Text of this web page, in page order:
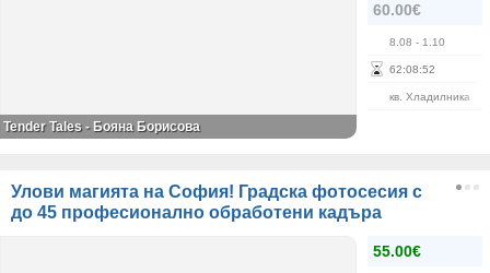
60.00€
8.08 - 1.10
62:08:52
кв. Хладилника
Tender Tales - Бояна Борисова
Улови магията на София! Градска фотосесия с
до 45 професионално обработени кадъра
55.00€